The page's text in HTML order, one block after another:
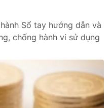
Sổ tay hướng dẫn và
chống hành vi sử dụng